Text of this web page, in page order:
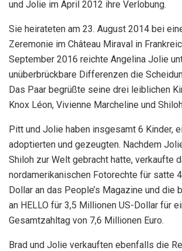
und Jolie im April 2012 ihre Verlobung.
Sie heirateten am 23. August 2014 bei
Zeremonie im Château Miraval in
September 2016 reichte Angelina Jolie
unüberbrückbare Differenzen die
Das Paar begrüßte seine drei leiblichen
Knox Léon, Vivienne Marcheline und
Pitt und Jolie haben insgesamt 6 Kinder,
adoptierten und gezeugten. Nachdem
Shiloh zur Welt gebracht hatte, verkaufte
nordamerikanischen Fotorechte für satte
Dollar an das People’s Magazine und die
an HELLO für 3,5 Millionen US-Dollar für
Gesamtzahltag von 7,6 Millionen Euro.
Brad und Jolie verkauften ebenfalls die